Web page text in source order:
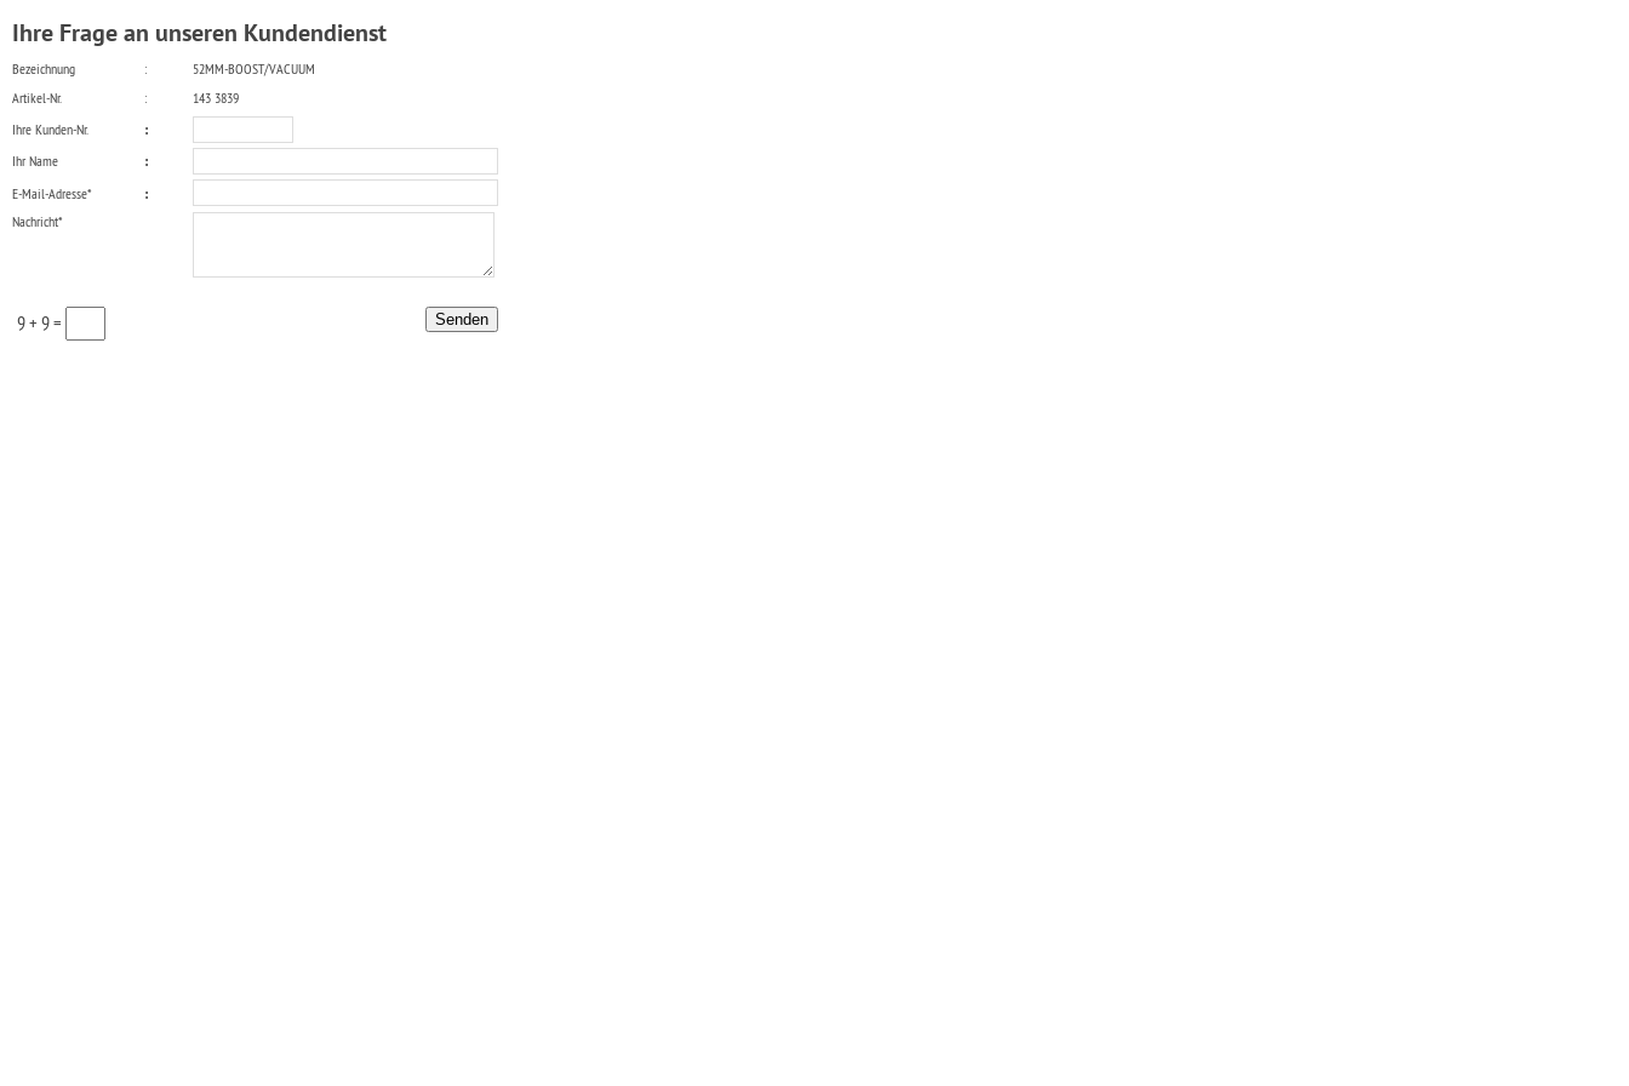
Ihre Frage an unseren Kundendienst
Bezeichnung :
52MM-BOOST/VACUUM
Artikel-Nr.
:
143 3839
Ihre Kunden-Nr.
:
Ihr Name
:
E-Mail-Adresse*
:
Nachricht*
9 + 9 =